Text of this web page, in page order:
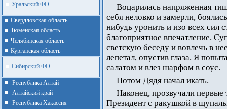
Уральский ФО
Cвердловская область
Тюменская область
Челябинская область
Курганская область
Сибирский ФО
Республика Алтай
Алтайcкий край
Республика Хакассия
Воцарилась напряженная
себя неловко и замерли,
нибудь уронить и изо всех сил
благоприятное впечатление.
светскую беседу и вовлечь в
лепетал, опустив глаза. Я
салатом и влез шарфом в соус.
Потом Дядя начал икать.
Наконец, прозвучали
Президент с ракушкой в